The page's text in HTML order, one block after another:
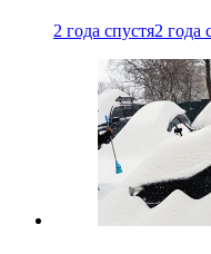
2 года спустя2 года